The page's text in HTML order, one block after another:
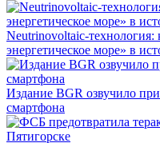
Neutrinovoltaic‑технология:
энергетическое море» в
Издание BGR озвучило
смартфона